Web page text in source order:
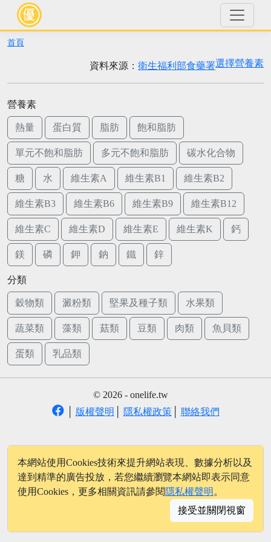
首頁
選擇營養素
資料來源： 衛生福利部食藥署
營養素
熱量 蛋白質 脂肪 飽和脂肪
單元不飽和脂肪 多元不飽和脂肪 碳水化合物
糖 水 維生素A 維生素B1 維生素B2
維生素B3 維生素B6 維生素B9 維生素B12
維生素C 維生素D 維生素E 維生素K 鈣
鎂 磷 鉀 鈉 鐵 鋅
分類
穀物類 澱粉類 堅果及種子類 水果類
蔬菜類 藻類 菇類 豆類 肉類 魚貝類
蛋類 乳品類
© 2026 - onelife.tw
版權聲明 隱私權政策│ 聯絡我們
本網站使用Cookies技術來提升網站表現、數據分析以及
達到精準的廣告投放，若您繼續瀏覽本網站即表示同意
使用Cookies，更多相關資訊請參閱 隱私權聲明 。
接受並關閉視窗